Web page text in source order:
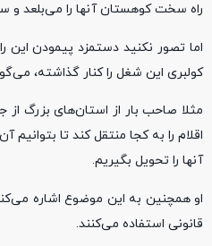
راه سخت کوهستان آنها را می‌بلعد و
اما تصور نکنید دستمزد پیمودن
کولبری این شغل را کنار گذاشته،
اقلام را به کجا منتقل کند تا
آنها را تحویل بگیریم.
قانونی استفاده می‌کنند.